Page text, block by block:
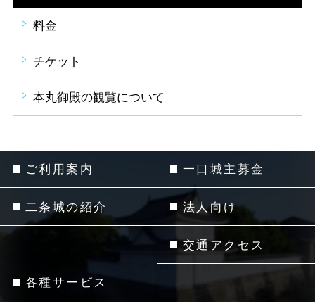
料金
チケット
本丸御殿の観覧について
ご利用案内
二条城の紹介
各種サービス
一口城主募金
法人向け
交通アクセス